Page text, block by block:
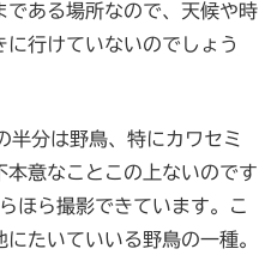
である場所なので、天候や時
行けていないのでしょう
分は野鳥、特にカワセミ
意なことこの上ないのです
ら撮影できています。こ
たいていいる野鳥の一種。